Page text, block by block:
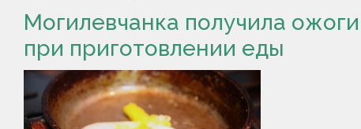
Могилевчанка получила
при приготовлении еды